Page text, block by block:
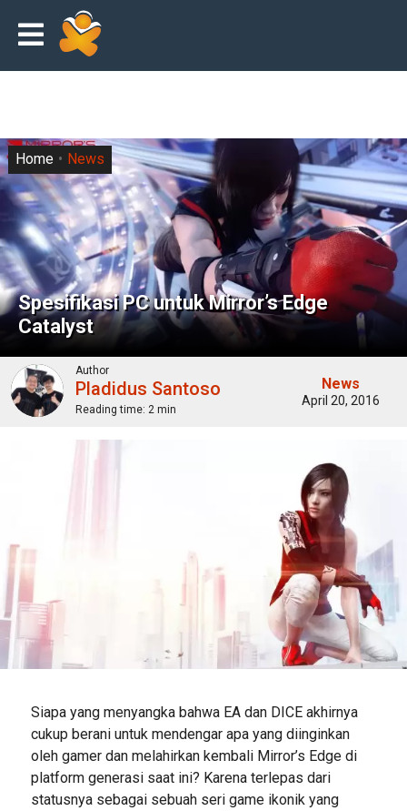
Spesifikasi PC untuk Mirror’s Edge
Catalyst
Home News
Author
Pladidus Santoso
Reading time: 2 min
News
April 20, 2016
Siapa yang menyangka bahwa EA dan DICE akhirnya
cukup berani untuk mendengar apa yang diinginkan
oleh gamer dan melahirkan kembali Mirror’s Edge di
platform generasi saat ini? Karena terlepas dari
statusnya sebagai sebuah seri game ikonik yang